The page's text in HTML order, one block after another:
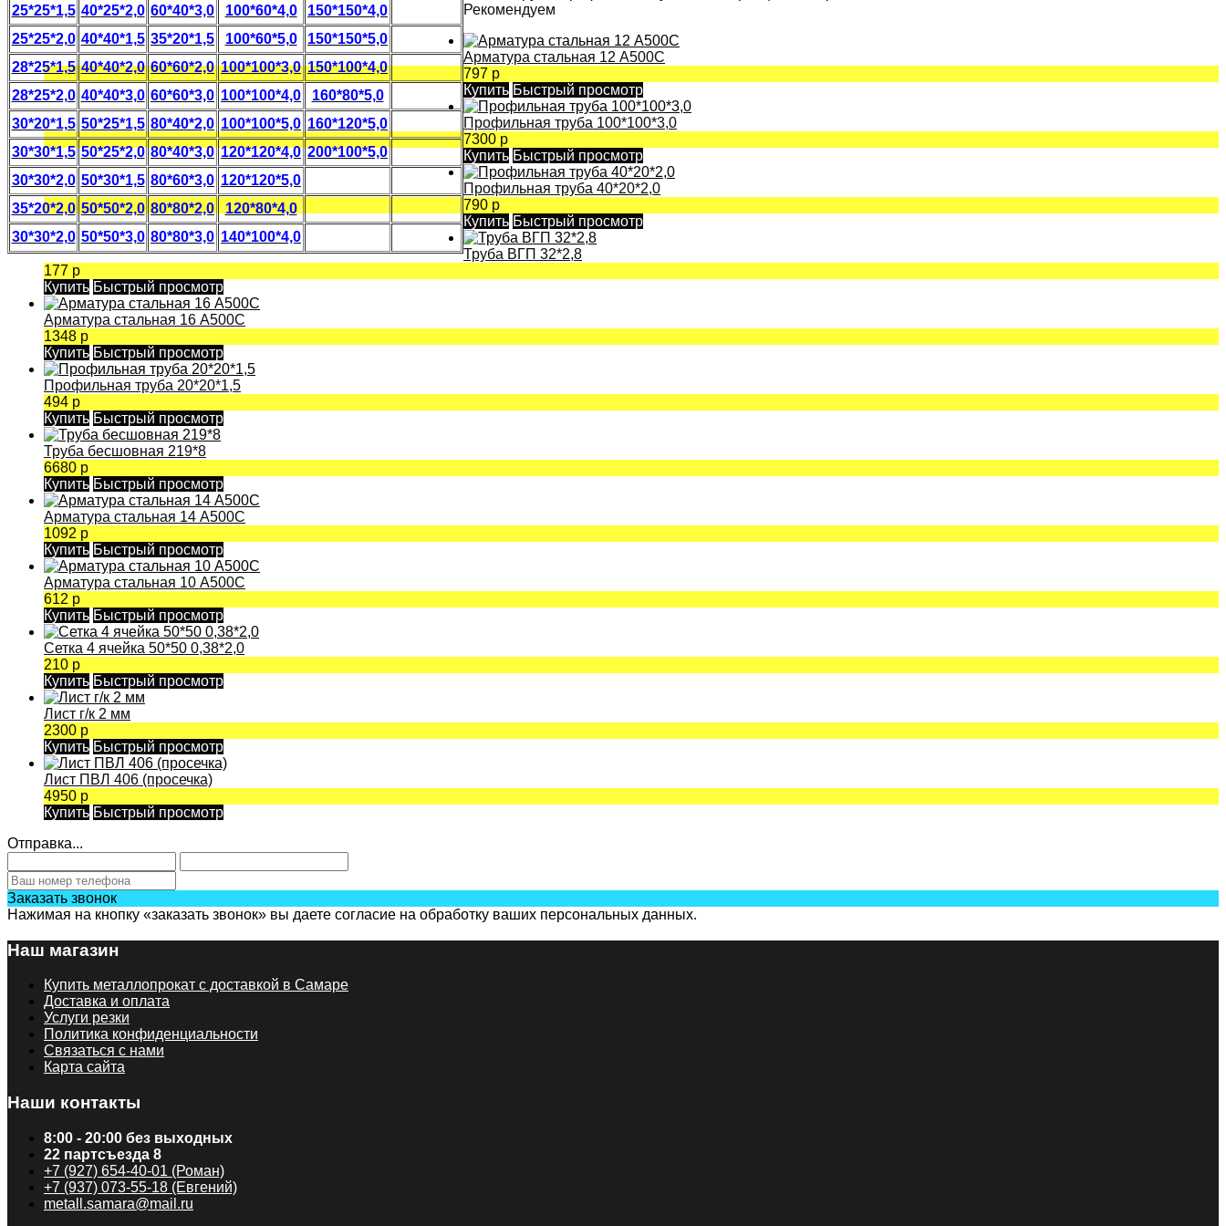
25*25*1,5 40*25*2,0 60*40*3,0 100*60*4,0
150*150*4,0
25*25*2,0 40*40*1,5 35*20*1,5 100*60*5,0
150*150*5,0
28*25*1,5 40*40*2,0 60*60*2,0 100*100*3,0 150*100*4,0
28*25*2,0 40*40*3,0 60*60*3,0 100*100*4,0
160*80*5,0
30*20*1,5 50*25*1,5 80*40*2,0 100*100*5,0 160*120*5,0
30*30*1,5 50*25*2,0 80*40*3,0 120*120*4,0 200*100*5,0
30*30*2,0 50*30*1,5 80*60*3,0 120*120*5,0
35*20*2,0 50*50*2,0 80*80*2,0
120*80*4,0
30*30*2,0 50*50*3,0 80*80*3,0 140*100*4,0
Рекомендуем
Арматура стальная 12 А500С
797 р
Купить Быстрый просмотр
Профильная труба 100*100*3,0
7300 р
Купить Быстрый просмотр
Профильная труба 40*20*2,0
790 р
Купить Быстрый просмотр
Труба ВГП 32*2,8
177 р
Купить Быстрый просмотр
Арматура стальная 16 А500С
1348 р
Купить Быстрый просмотр
Профильная труба 20*20*1,5
494 р
Купить Быстрый просмотр
Труба бесшовная 219*8
6680 р
Купить Быстрый просмотр
Арматура стальная 14 А500С
1092 р
Купить Быстрый просмотр
Арматура стальная 10 А500С
612 р
Купить Быстрый просмотр
Сетка 4 ячейка 50*50 0,38*2,0
210 р
Купить Быстрый просмотр
Лист г/к 2 мм
2300 р
Купить Быстрый просмотр
Лист ПВЛ 406 (просечка)
4950 р
Купить Быстрый просмотр
Отправка...
Заказать звонок
Нажимая на кнопку «заказать звонок» вы даете согласие на обработку ваших персональных данных.
Наш магазин
Купить металлопрокат с доставкой в Самаре
Доставка и оплата
Услуги резки
Политика конфиденциальности
Связаться с нами
Карта сайта
Наши контакты
8:00 - 20:00 без выходных
22 партсъезда 8
+7 (927) 654-40-01 (Роман)
+7 (937) 073-55-18 (Евгений)
metall.samara@mail.ru